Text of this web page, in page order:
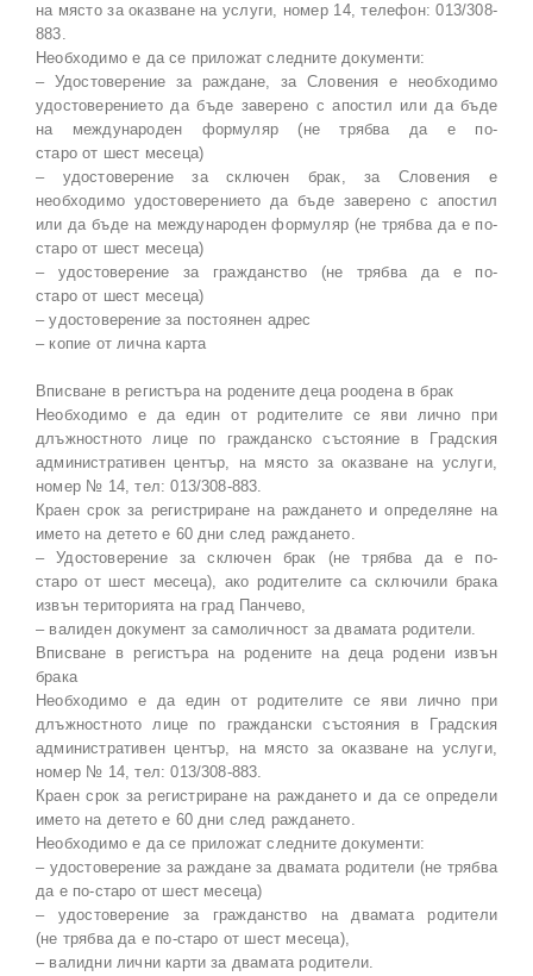
на място за оказване на услуги, номер 14, телефон: 013/308-
883.
Необходимо е да се приложат следните документи:
– Удостоверение за раждане, за Словения е необходимо
удостоверението да бъде заверено с апостил или да бъде
на международен формуляр (не трябва да е по-
старо от шест месеца)
– удостоверение за сключен брак, за Словения е
необходимо удостоверението да бъде заверено с апостил
или да бъде на международен формуляр (не трябва да е по-
старо от шест месеца)
– удостоверение за гражданство (не трябва да е по-
старо от шест месеца)
– удостоверение за постоянен адрес
– копие от лична карта
Вписване в регистъра на родените деца роодена в брак
Необходимо е да един от родителите се яви лично при
длъжностното лице по гражданско състояние в Градския
административен център, на място за оказване на услуги,
номер № 14, тел: 013/308-883.
Краен срок за регистриране на раждането и определяне на
името на детето е 60 дни след раждането.
– Удостоверение за сключен брак (не трябва да е по-
старо от шест месеца), ако родителите са сключили брака
извън територията на град Панчево,
– валиден документ за самоличност за двамата родители.
Вписване в регистъра на родените на деца родени извън
брака
Необходимо е да един от родителите се яви лично при
длъжностното лице по граждански състояния в Градския
административен център, на място за оказване на услуги,
номер № 14, тел: 013/308-883.
Краен срок за регистриране на раждането и да се определи
името на детето е 60 дни след раждането.
Необходимо е да се приложат следните документи:
– удостоверение за раждане за двамата родители (не трябва
да е по-старо от шест месеца)
– удостоверение за гражданство на двамата родители
(не трябва да е по-старо от шест месеца),
– валидни лични карти за двамата родители.